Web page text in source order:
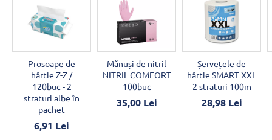
Prosoape de
hârtie Z-Z /
120buc - 2
straturi albe în
pachet
6,91 Lei
Mănuși de nitril
NITRIL COMFORT
100buc
35,00 Lei
Șervețele de
hârtie SMART XXL
2 straturi 100m
28,98 Lei